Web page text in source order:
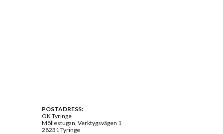
POSTADRESS:
OK Tyringe
Möllestugan, Verktygsvägen 1
28231 Tyringe